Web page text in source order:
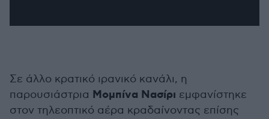
Σε άλλο κρατικό ιρανικό κανάλι, η
παρουσιάστρια Μομπίνα Νασίρι εμφανίστηκε
στον τηλεοπτικό αέρα κραδαίνοντας επίσης